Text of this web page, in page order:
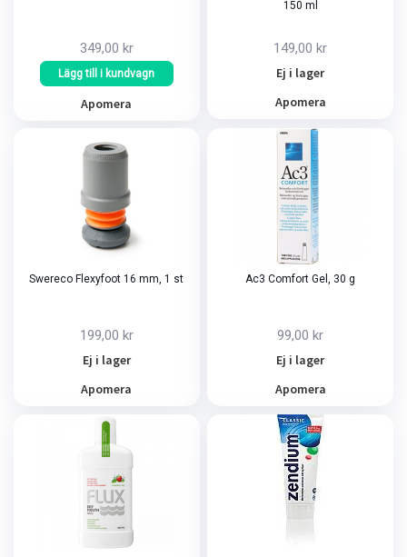
349,00 kr
Lägg till i kundvagn
Apomera
150 ml
149,00 kr
Ej i lager
Apomera
Swereco Flexyfoot 16 mm, 1 st
199,00 kr
Ej i lager
Apomera
Ac3 Comfort Gel, 30 g
99,00 kr
Ej i lager
Apomera